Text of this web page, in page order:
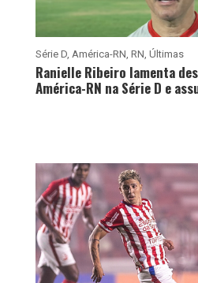
Série D, América-RN, RN, Últimas
Ranielle Ribeiro lamenta
América-RN na Série D e